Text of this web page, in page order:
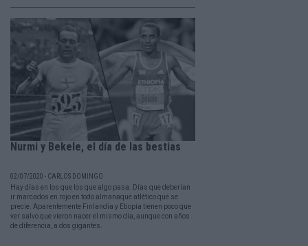
Nurmi y Bekele, el día de las bestias
02/07/2020 - CARLOS DOMINGO
Hay días en los que los que algo pasa. Días que deberían
ir marcados en rojo en todo almanaque atlético que se
precie. Aparentemente Finlandia y Etiopía tienen poco que
ver salvo que vieron nacer el mismo día, aunque con años
de diferencia, a dos gigantes.